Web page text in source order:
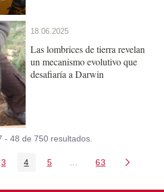
18.06.2025
Las lombrices de tierra revelan
un mecanismo evolutivo que
desafiaría a Darwin
- 48 de 750 resultados.
Página
3 Página
4 Página
5 Páginas intermedias
Página
63